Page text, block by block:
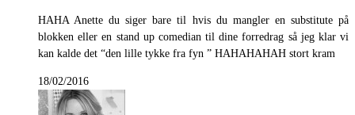
HAHA Anette du siger bare til hvis du mangler en substitute på
blokken eller en stand up comedian til dine forredrag så jeg klar vi
kan kalde det “den lille tykke fra fyn ” HAHAHAHAH stort kram
18/02/2016